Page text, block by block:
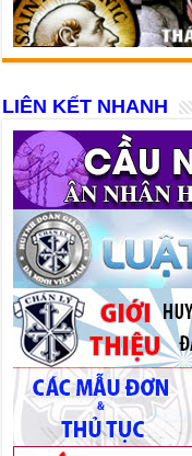
LIÊN KẾT NHANH